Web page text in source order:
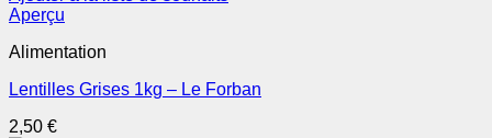
Aperçu
Alimentation
Lentilles Grises 1kg – Le Forban
2,50 €